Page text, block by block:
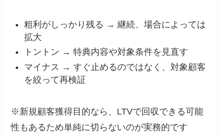
粗利がしっかり残る → 継続、場合によっては
拡大
トントン → 特典内容や対象条件を見直す
マイナス → すぐ止めるのではなく、対象顧客
を絞って再検証
※新規顧客獲得目的なら、LTVで回収できる可能
性もあるため単純に切らないのが実務的です